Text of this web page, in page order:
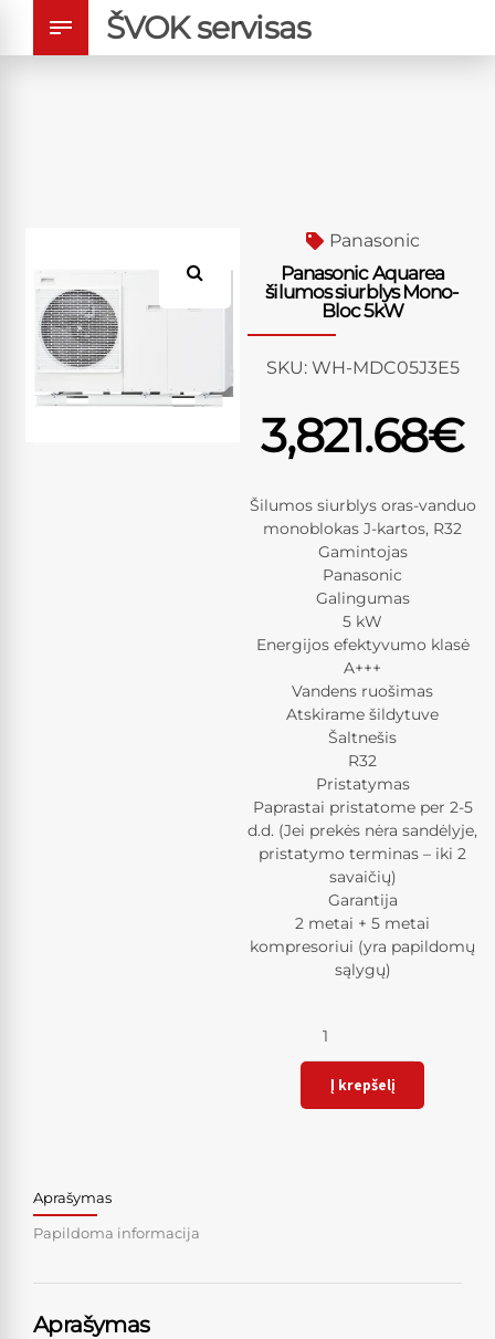
ŠVOK servisas
Panasonic
Panasonic Aquarea
šilumos siurblys Mono-
Bloc 5kW
SKU: WH-MDC05J3E5
3,821.68€
Šilumos siurblys oras-vanduo
monoblokas J-kartos, R32
Gamintojas
Panasonic
Galingumas
5 kW
Energijos efektyvumo klasė
A+++
Vandens ruošimas
Atskirame šildytuve
Šaltnešis
R32
Pristatymas
Paprastai pristatome per 2-5
d.d. (Jei prekės nėra sandėlyje,
pristatymo terminas – iki 2
savaičių)
Garantija
2 metai + 5 metai
kompresoriui (yra papildomų
sąlygų)
Į krepšelį
Aprašymas
Papildoma informacija
Aprašymas